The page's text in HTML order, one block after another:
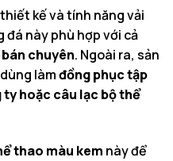
kế và tính năng vải
đá này phù hợp với cả
chuyên. Ngoài ra, sản
làmđồng phục tập
hoặc câu lạc bộ thể
thao màu kem này để